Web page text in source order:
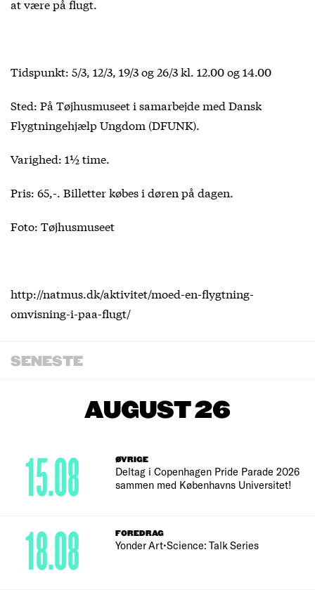
at være på flugt.
Tidspunkt: 5/3, 12/3, 19/3 og 26/3 kl. 12.00 og 14.00
Sted: På Tøjhusmuseet i samarbejde med Dansk
Flygtningehjælp Ungdom (DFUNK).
Varighed: 1½ time.
Pris: 65,-. Billetter købes i døren på dagen.
Foto: Tøjhusmuseet
http://natmus.dk/aktivitet/moed-en-flygtning-
omvisning-i-paa-flugt/
SENESTE
AUGUST 26
ØVRIGE
Deltag i Copenhagen Pride Parade 2026
sammen med Københavns Universitet!
15.08
FOREDRAG
Yonder Art•Science: Talk Series
18.08